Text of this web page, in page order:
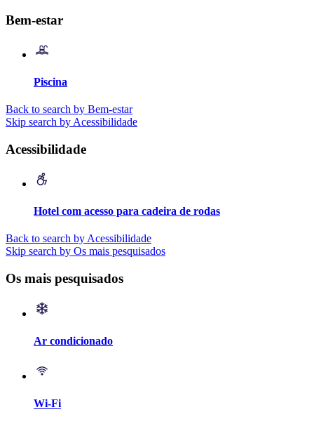
Bem-estar
Piscina
Back to search by Bem-estar
Skip search by Acessibilidade
Acessibilidade
Hotel com acesso para cadeira de rodas
Back to search by Acessibilidade
Skip search by Os mais pesquisados
Os mais pesquisados
Ar condicionado
Wi-Fi